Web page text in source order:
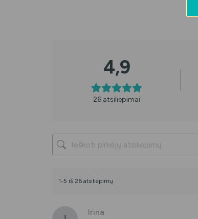
4,9
26 atsiliepimai
1-5 iš 26 atsiliepimų
Irina